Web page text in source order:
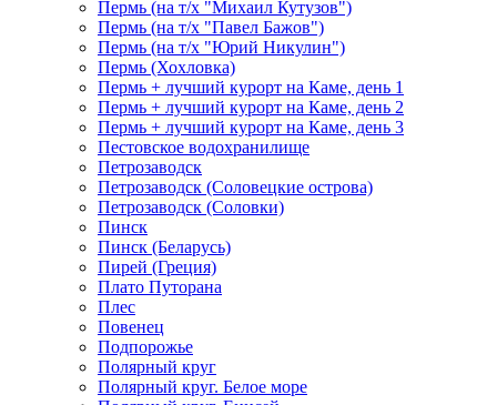
Пермь (на т/х "Михаил Кутузов")
Пермь (на т/х "Павел Бажов")
Пермь (на т/х "Юрий Никулин")
Пермь (Хохловка)
Пермь + лучший курорт на Каме, день 1
Пермь + лучший курорт на Каме, день 2
Пермь + лучший курорт на Каме, день 3
Пестовское водохранилище
Петрозаводск
Петрозаводск (Соловецкие острова)
Петрозаводск (Соловки)
Пинск
Пинск (Беларусь)
Пирей (Греция)
Плато Путорана
Плес
Повенец
Подпорожье
Полярный круг
Полярный круг. Белое море